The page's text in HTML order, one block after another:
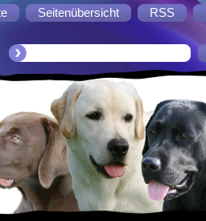
Seitenübersicht RSS